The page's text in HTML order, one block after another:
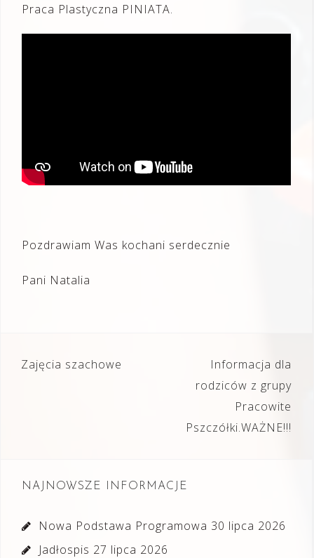
Praca Plastyczna PINIATA.
Pozdrawiam Was kochani serdecznie
Pani Natalia
Nawigacja
Zajęcia szachowe
Informacja dla
rodziców z grupy
Pracowite
Pszczółki.WAŻNE!!!
NAJNOWSZE INFORMACJE
Nowa Podstawa Programowa 30 lipca 2026
Jadłospis 27 lipca 2026